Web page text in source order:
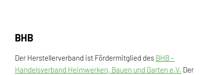
BHB
Der Herstellerverband ist Fördermitglied des BHB –
Handelsverband Heimwerken, Bauen und Garten e.V. Der